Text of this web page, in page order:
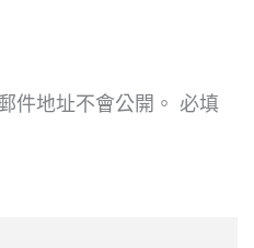
件地址不會公開。 必填